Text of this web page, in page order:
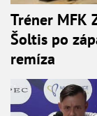
Tréner MFK
Šoltis po
remíza